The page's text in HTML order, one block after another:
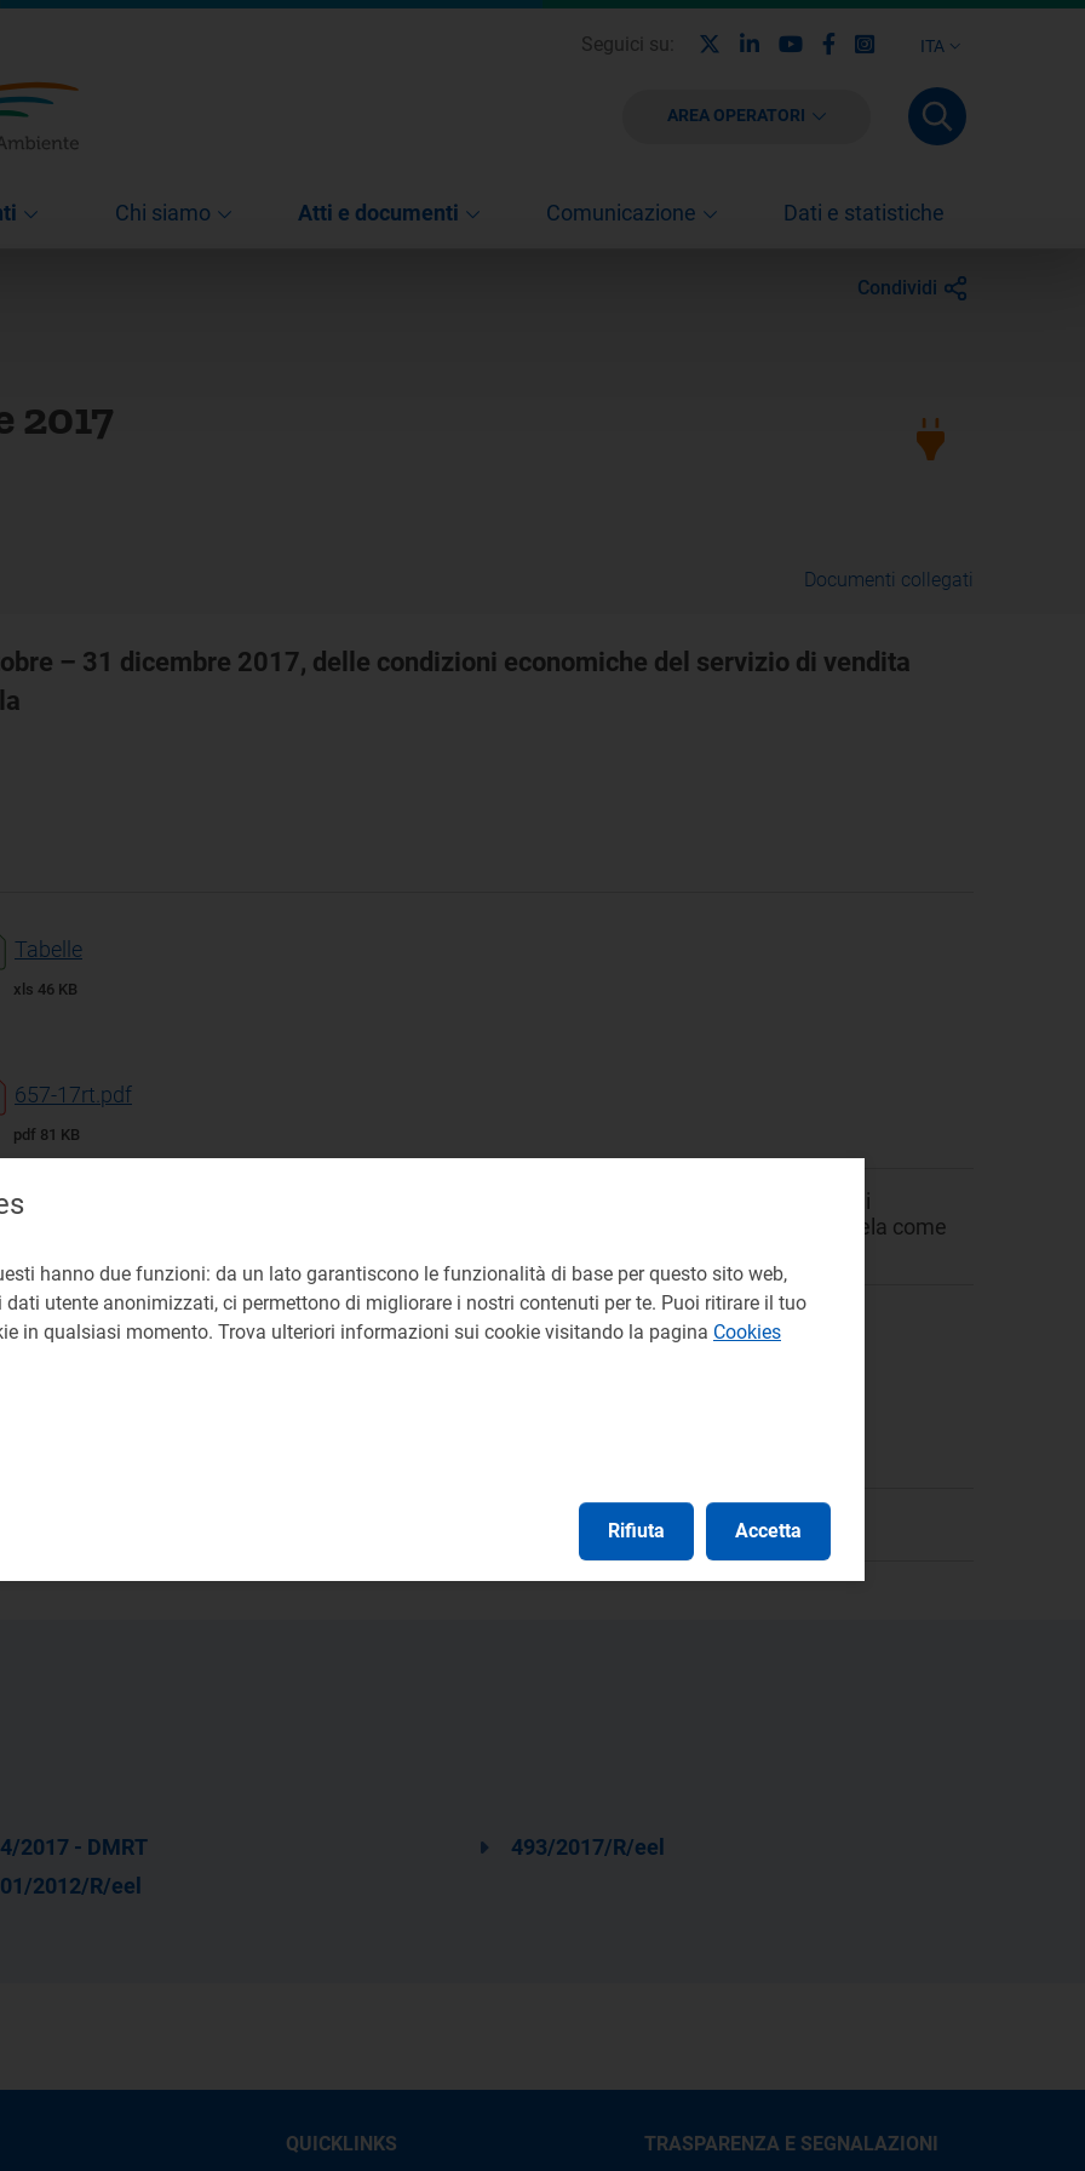
ITA
Seguici su: LinkedinYoutubeFacebook
Instagram
AREA OPERATORI
Chi siamo Atti e documenti Comunicazione Dati e statistiche
Condividi
2017
Documenti collegati
– 31 dicembre 2017, delle condizioni economiche del servizio di vendita
Tabelle
xls 46 KB
657-17rt.pdf
pdf 81 KB
provvedimento aggiorna, per il trimestre 1 ottobre - 31 dicembre 2017, le condizioni
del servizio di vendita dell'energia elettrica nell'ambito del servizio di maggior tutela come
2017 - DMRT
493/2017/R/eel
2012/R/eel
QUICKLINKS TRASPARENZA E SEGNALAZIONI
hanno due funzioni: da un lato garantiscono le funzionalità di base per questo sito web,
utente anonimizzati, ci permettono di migliorare i nostri contenuti per te. Puoi ritirare il tuo
in qualsiasi momento. Trova ulteriori informazioni sui cookie visitando la pagina Cookies
Rifiuta Accetta